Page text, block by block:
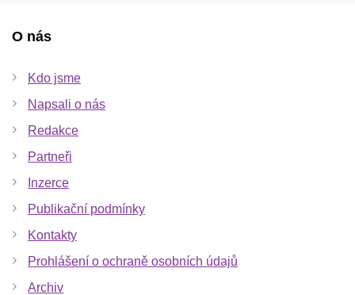
O nás
Kdo jsme
Napsali o nás
Redakce
Partneři
Inzerce
Publikační podmínky
Kontakty
Prohlášení o ochraně osobních údajů
Archiv